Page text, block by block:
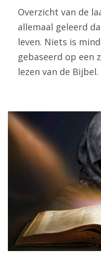
Overzicht van de
allemaal geleerd
leven. Niets is
gebaseerd op een
lezen van de